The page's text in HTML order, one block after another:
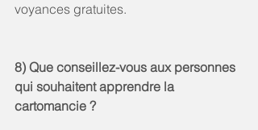
voyances gratuites.
8) Que conseillez-vous aux personnes
qui souhaitent apprendre la
cartomancie ?